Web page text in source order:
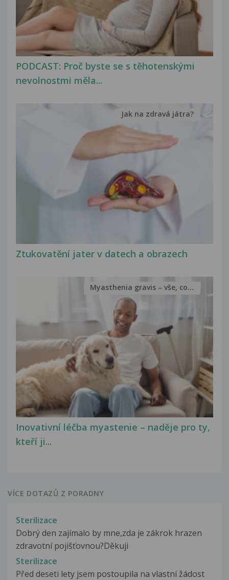
PODCAST: Proč byste se s těhotenskými
nevolnostmi měla...
Ztukovatění jater v datech a obrazech
Jak na zdravá játra?
Inovativní léčba myastenie – naděje pro ty,
kteří ji...
Myasthenia gravis – vše, co...
VÍCE DOTAZŮ Z PORADNY
Sterilizace
Dobrý den zajímalo by mne,zda je zákrok hrazen
zdravotní pojišťovnou?Děkuji
Sterilizace
Před deseti lety jsem postoupila na vlastní žádost